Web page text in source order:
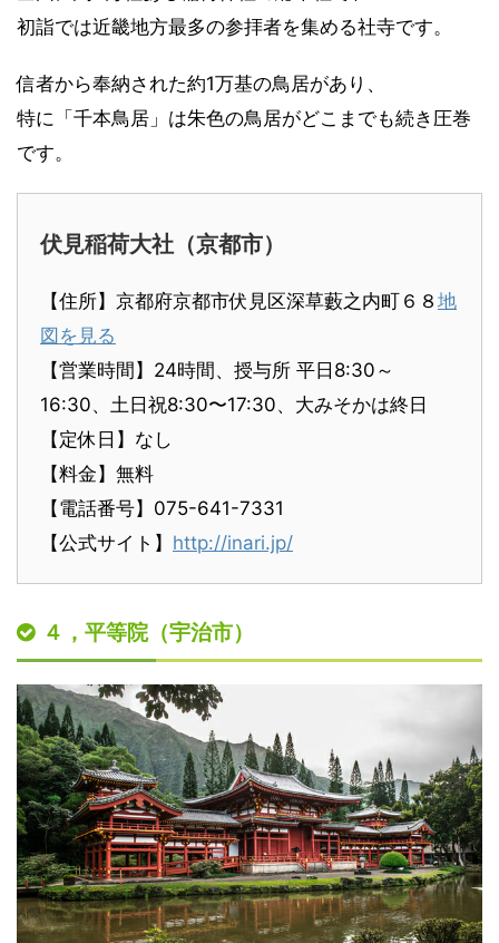
初詣では近畿地方最多の参拝者を集める社寺です。
信者から奉納された約1万基の鳥居があり、
特に「千本鳥居」は朱色の鳥居がどこまでも続き圧巻
です。
伏見稲荷大社（京都市）
【住所】京都府京都市伏見区深草藪之内町６８ 地
図を見る
【営業時間】24時間、授与所 平日8:30～
16:30、土日祝8:30〜17:30、大みそかは終日
【定休日】なし
【料金】無料
【電話番号】075-641-7331
【公式サイト】 http://inari.jp/
４，平等院（宇治市）